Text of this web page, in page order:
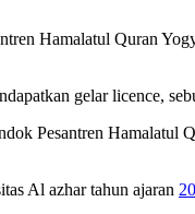
Hamalatul Quran
gelar licence,
Pesantren
Al azhar tahun ajaran